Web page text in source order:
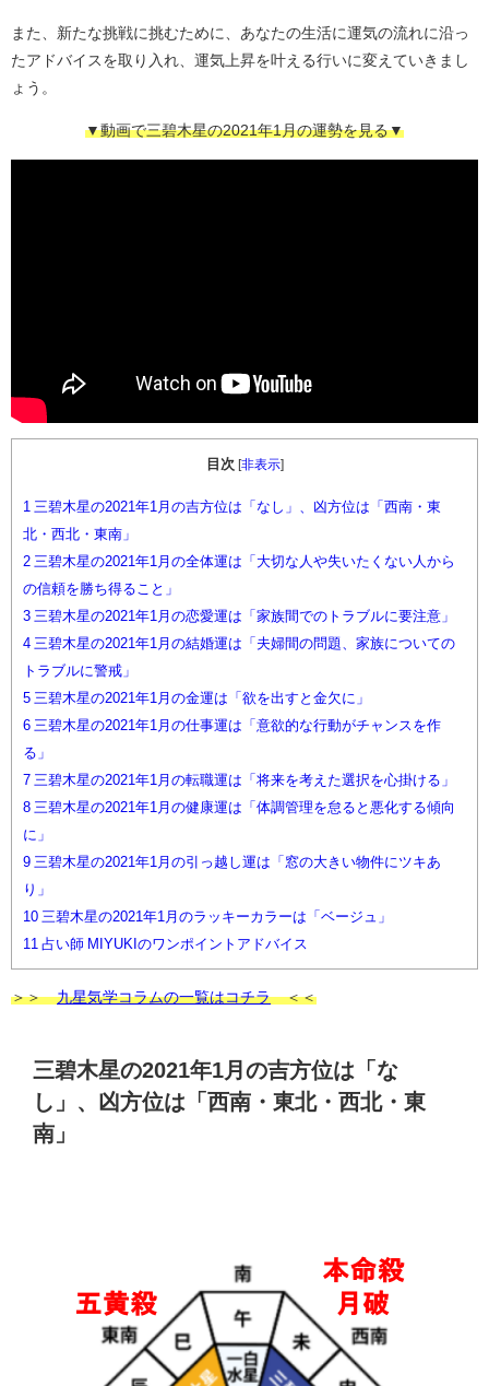
また、新たな挑戦に挑むために、あなたの生活に運気の流れに沿っ
たアドバイスを取り入れ、運気上昇を叶える行いに変えていきまし
ょう。
▼動画で三碧木星の2021年1月の運勢を見る▼
目次 [非表示]
1
三碧木星の2021年1月の吉方位は「なし」、凶方位は「西南・東
北・西北・東南」
2 三碧木星の2021年1月の全体運は「大切な人や失いたくない人から
の信頼を勝ち得ること」
3 三碧木星の2021年1月の恋愛運は「家族間でのトラブルに要注意」
4 三碧木星の2021年1月の結婚運は「夫婦間の問題、家族についての
トラブルに警戒」
5 三碧木星の2021年1月の金運は「欲を出すと金欠に」
6 三碧木星の2021年1月の仕事運は「意欲的な行動がチャンスを作
る」
7 三碧木星の2021年1月の転職運は「将来を考えた選択を心掛ける」
8 三碧木星の2021年1月の健康運は「体調管理を怠ると悪化する傾向
に」
9 三碧木星の2021年1月の引っ越し運は「窓の大きい物件にツキあ
り」
10 三碧木星の2021年1月のラッキーカラーは「ベージュ」
11 占い師 MIYUKIのワンポイントアドバイス
＞＞九星気学コラムの一覧はコチラ＜＜
三碧木星の2021年1月の吉方位は「な
し」、凶方位は「西南・東北・西北・東
南」